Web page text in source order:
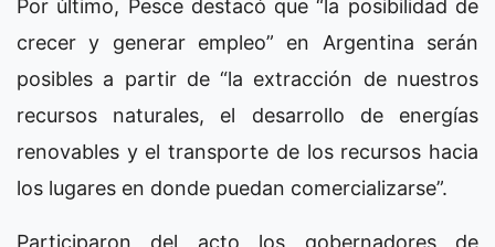
Por último, Pesce destacó que “la posibilidad de
crecer y generar empleo” en Argentina serán
posibles a partir de “la extracción de nuestros
recursos naturales, el desarrollo de energías
renovables y el transporte de los recursos hacia
los lugares en donde puedan comercializarse”.
Participaron del acto los gobernadores de